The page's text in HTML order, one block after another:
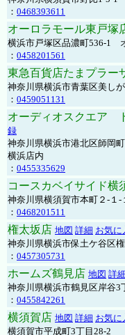
： 0468393611
オーロラモール東戸塚
横浜市戸塚区品濃町536-1
： 0458201561
東急百貨店たまプラー
神奈川県横浜市青葉区美し
： 0459051131
オーディオスクエア
録
神奈川県横浜市港北区師岡
横浜店内
： 0455335629
コースカベイサイド横
神奈川県横須賀市本町２-１
： 0468201511
権太坂店 地図 詳細 お気に
神奈川県横浜市保土ケ谷区
： 0457305731
ホームズ鶴見店 地図 詳細
神奈川県横浜市鶴見区岸谷3
： 0455842261
横須賀店 地図 詳細 お気に
横須賀市平成町3丁目28-2